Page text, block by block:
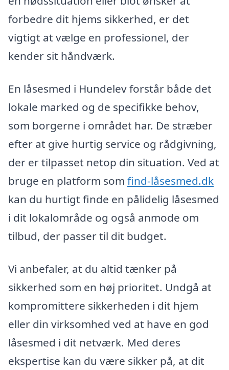
forbedre dit hjems sikkerhed, er det
vigtigt at vælge en professionel, der
kender sit håndværk.
En låsesmed i Hundelev forstår både det
lokale marked og de specifikke behov,
som borgerne i området har. De stræber
efter at give hurtig service og rådgivning,
der er tilpasset netop din situation. Ved at
bruge en platform som find-låsesmed.dk
kan du hurtigt finde en pålidelig låsesmed
i dit lokalområde og også anmode om
tilbud, der passer til dit budget.
Vi anbefaler, at du altid tænker på
sikkerhed som en høj prioritet. Undgå at
kompromittere sikkerheden i dit hjem
eller din virksomhed ved at have en god
låsesmed i dit netværk. Med deres
ekspertise kan du være sikker på, at dit